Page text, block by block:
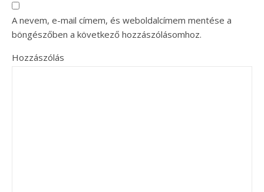
A nevem, e-mail címem, és weboldalcímem mentése a
böngészőben a következő hozzászólásomhoz.
Hozzászólás